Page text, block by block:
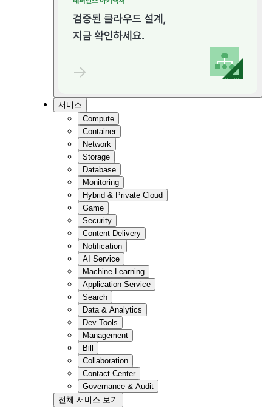
서비스
Compute
Container
Network
Storage
Database
Monitoring
Hybrid & Private Cloud
Game
Security
Content Delivery
Notification
AI Service
Machine Learning
Application Service
Search
Data & Analytics
Dev Tools
Management
Bill
Collaboration
Contact Center
Governance & Audit
전체 서비스 보기